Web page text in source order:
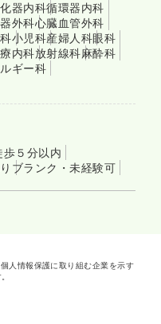
器内科循環器内科
外科心臓血管外科
小児科産婦人科眼科
内科放射線科麻酔科
ギー科
歩５分以内
ブランク・未経験可
人情報保護に取り組む企業を示す